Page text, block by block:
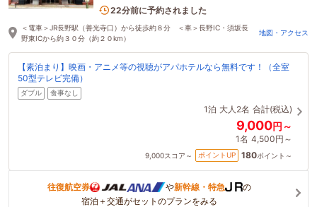
2名がこの宿を見ています
22分前に予約されました
＜電車＞JR長野駅（善光寺口）から徒歩約８分 ＜車＞長野IC・須坂長
野東ICから約３０分（約２０km）
地図・アクセス
【素泊まり】映画・アニメ等の視聴がアパホテルなら無料です！（全室
50型テレビ完備）
ダブル 食事なし
1泊 大人2名 合計(税込)
9,000円～
1名 4,500円～
9,000スコア～ ポイントUP 180ポイント～
往復航空券 や新幹線・特急
の
宿泊＋交通がセットのプランをみる